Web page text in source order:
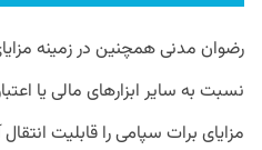
رضوان مدنی همچنین در زمینه
نسبت به سایر ابزارهای مالی یا
مزایای برات سپامی را قابلیت